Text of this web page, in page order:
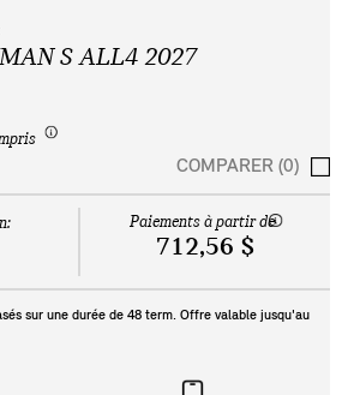
S ALL4 2027
COMPARER (0)
Paiements à partir de
712,56 $
sur une durée de 48 term. Offre valable jusqu'au